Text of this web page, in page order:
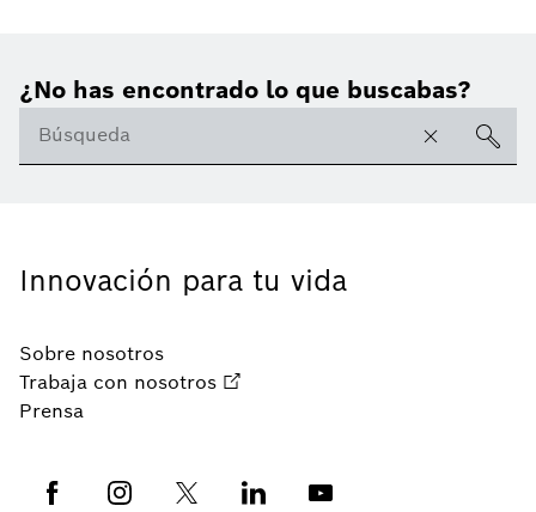
¿No has encontrado lo que buscabas?
Innovación para tu vida
Sobre nosotros
Trabaja con nosotros
Prensa